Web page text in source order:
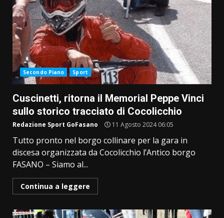
Secondo Piano Sport
Cuscinetti, ritorna il Memorial Peppe Vinci
sullo storico tracciato di Cocolicchio
Redazione Sport GoFasano 11 Agosto 2024 06:05
Tutto pronto nel borgo collinare per la gara in
discesa organizzata da Cocolicchio l’Antico borgo
FASANO – Siamo al...
Continua a leggere